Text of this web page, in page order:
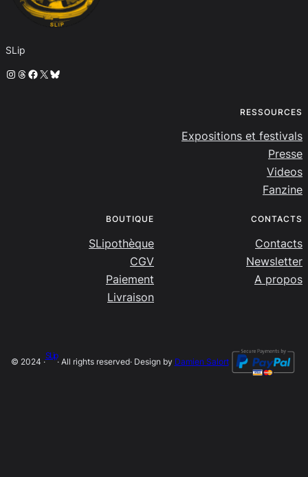
SLip
Instagram
Threads
Facebook
X Bluesky
RESSOURCES
Expositions et festivals
Presse
Videos
Fanzine
BOUTIQUE
SLipothèque
CGV
Paiement
Livraison
CONTACTS
Contacts
Newsletter
A propos
© 2024 ·
SLip
· All rights reserved· Design by Damien Salort